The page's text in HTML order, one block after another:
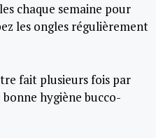
chaque semaine pour
les ongles régulièrement
fait plusieurs fois par
hygiène bucco-